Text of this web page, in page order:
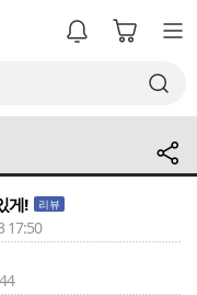
게! 리뷰
17:50